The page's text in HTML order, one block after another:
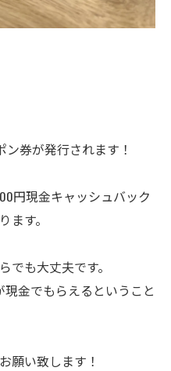
券が発行されます！
円現金キャッシュバック
ます。
でも大丈夫です。
金でもらえるということ
願い致します！